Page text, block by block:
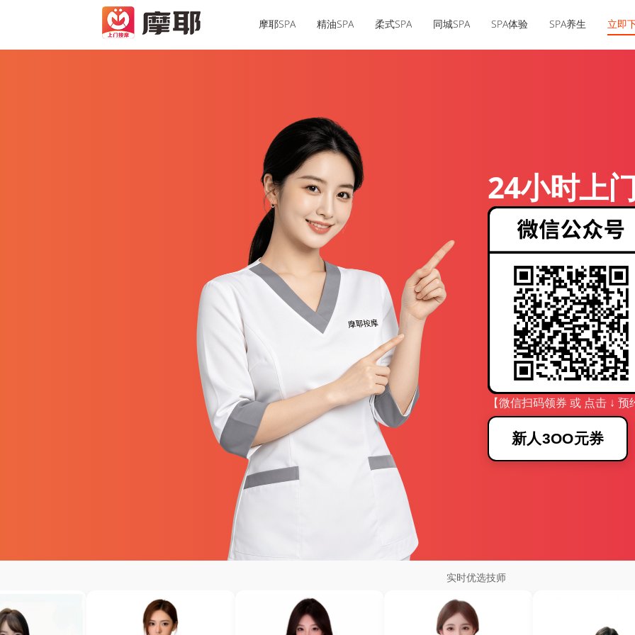
摩耶SPA 精油SPA 柔式SPA 同城SPA SPA体验 SPA养生 立即
24小时上
【微信扫码领券 或 点击 ↓ 预
新人3OO元券
实时优选技师